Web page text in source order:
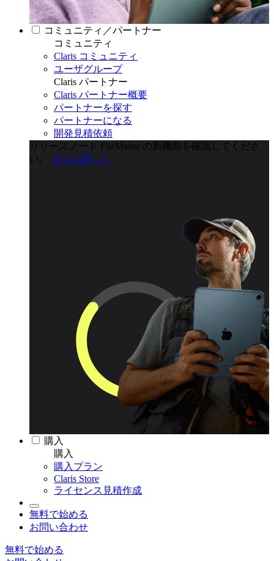
コミュニティ／パートナー
コミュニティ
Claris コミュニティ
ユーザグループ
Claris パートナー
Claris パートナー概要
パートナーを探す
パートナーになる
開発見積依頼
リリースノート
FileMaker の新機能を確認してくださ
い。
さらに詳しく
購入
購入
購入プラン
Claris Store
ライセンス見積作成
無料で始める
お問い合わせ
無料で始める